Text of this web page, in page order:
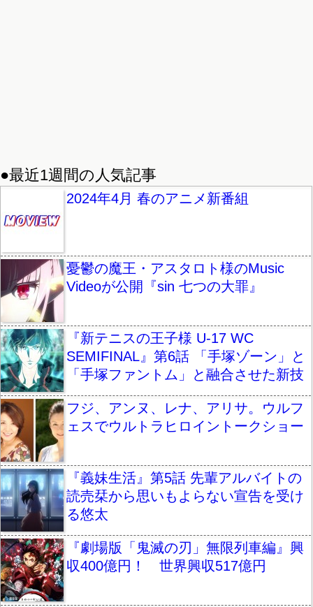
●最近1週間の人気記事
2024年4月 春のアニメ新番組
憂鬱の魔王・アスタロト様のMusic
Videoが公開『sin 七つの大罪』
『新テニスの王子様 U-17 WC
SEMIFINAL』第6話 「手塚ゾーン」と
「手塚ファントム」と融合させた新技
フジ、アンヌ、レナ、アリサ。ウルフ
ェスでウルトラヒロイントークショー
『義妹生活』第5話 先輩アルバイトの
読売栞から思いもよらない宣告を受け
る悠太
『劇場版「鬼滅の刃」無限列車編』興
収400億円！ 世界興収517億円